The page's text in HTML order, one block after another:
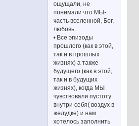
ощущали, не
понимали что МЫ-
часть вселенной, Бог,
любовь
• Все эпизоды
прошлого (как в этой,
так и в прошлых
жизнях) а также
будущего (как в этой,
так и в будущих
жизнях), когда МЫ
чувствовали пустоту
внутри себя( воздух в
желудке) и нам
хотелось заполнить